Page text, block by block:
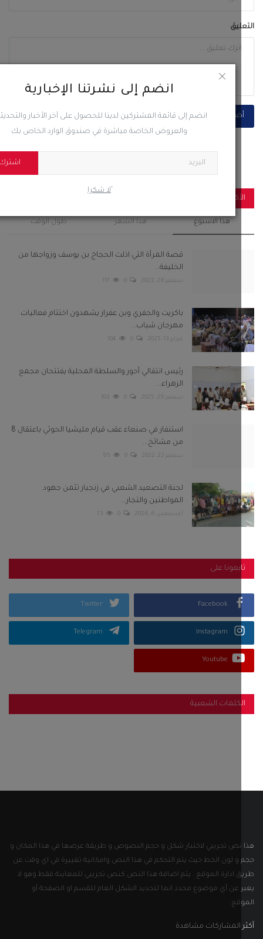
انضم إلى نشرتنا الإخبارية
انضم إلى قائمة المشتركين لدينا للحصول على آخر الأخبار والتحديثات
والعروض الخاصة مباشرة في صندوق الوارد الخاص بك
ًلا شكرا
تعليق
مشاهدة
هذا الاسبوع هذا الشهر طول الوقت
قصة المرأة التي اذلت الحجاج بن يوسف وزواجها من
الخليفة...
0
117
باكريت والجفري وبن عفرار يشهدون اختتام فعاليات
مهرجان شباب...
فبراير 13, 2025 0
104
رئيس انتقالي أحور والسلطة المحلية يفتتحان مجمع
الزهراء...
سبتمبر 29, 2025 0
103
استنفار في صنعاء عقب قيام مليشيا الحوثي باعتقال 8
من مشائخ...
0
95
لجنة التصعيد الشعبي في زنجبار تثمن جهود
المواطنين والتجار...
أغسطس 6, 2026 0
73
على
Facebook
Twitter
Instagram
Telegram
Youtube
الشعبية
تجريبي لاختبار شكل و حجم النصوص و طريقة عرضها في هذا المكان و
لون الخط حيث يتم التحكم في هذا النص وامكانية تغييرة في اي وقت عن
ادارة الموقع . يتم اضافة هذا النص كنص تجريبي للمعاينة فقط وهو لا
عن أي موضوع محدد انما لتحديد الشكل العام للقسم او الصفحة أو
المشاركات مشاهدة